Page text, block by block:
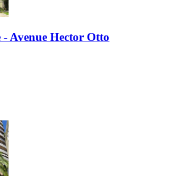
- Avenue Hector Otto